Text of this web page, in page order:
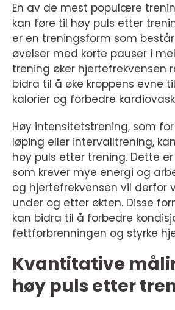
En av de mest populære
kan føre til høy puls etter
er en treningsform som
øvelser med korte pauser i
trening øker hjertefrekvensen
bidra til å øke kroppens evne
kalorier og forbedre
Høy intensitetstrening, som
løping eller intervalltrening,
høy puls etter trening. Dette
som krever mye energi og
og hjertefrekvensen vil derfor
under og etter økten. Disse
kan bidra til å forbedre
fettforbrenningen og styrke
Kvantitative
høy puls etter